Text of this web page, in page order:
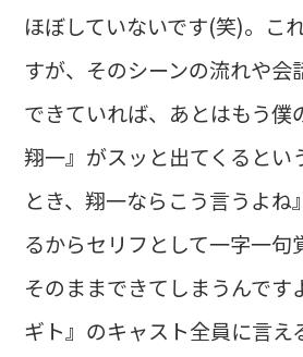
ほぼしていないです(笑)。こ
すが、そのシーンの流れや会
できていれば、あとはもう僕
翔一』がスッと出てくるとい
とき、翔一ならこう言うよ
るからセリフとして一字一句
そのままできてしまうんです
ギト』のキャスト全員に言え